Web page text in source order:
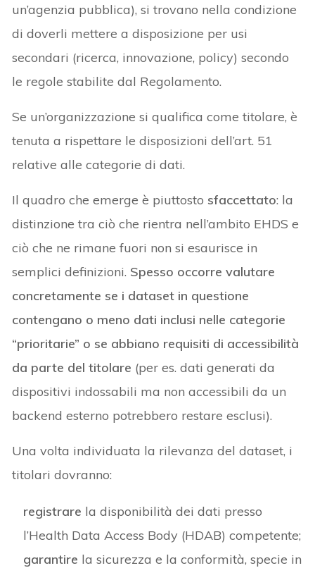
un’agenzia pubblica), si trovano nella condizione
di doverli mettere a disposizione per usi
secondari (ricerca, innovazione, policy) secondo
le regole stabilite dal Regolamento.
Se un’organizzazione si qualifica come titolare, è
tenuta a rispettare le disposizioni dell’art. 51
relative alle categorie di dati.
Il quadro che emerge è piuttosto sfaccettato: la
distinzione tra ciò che rientra nell’ambito EHDS e
ciò che ne rimane fuori non si esaurisce in
semplici definizioni. Spesso occorre valutare
concretamente se i dataset in questione
contengano o meno dati inclusi nelle categorie
“prioritarie” o se abbiano requisiti di accessibilità
da parte del titolare (per es. dati generati da
dispositivi indossabili ma non accessibili da un
backend esterno potrebbero restare esclusi).
Una volta individuata la rilevanza del dataset, i
titolari dovranno:
registrare la disponibilità dei dati presso
l’Health Data Access Body (HDAB) competente;
garantire la sicurezza e la conformità, specie in